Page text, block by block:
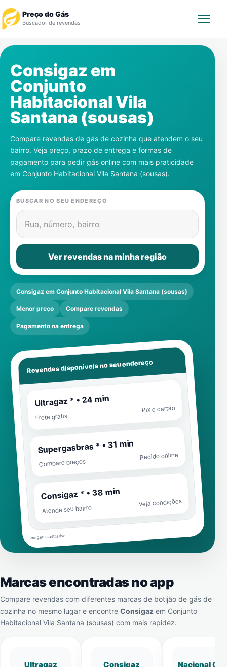
Preço do Gás
Buscador de revendas
Revendedor
Notícias
Cadastre-se
Gás
Consigaz em
Conjunto
Habitacional Vila
Santana (sousas)
Compare revendas de gás de cozinha que atendem o seu
bairro. Veja preço, prazo de entrega e formas de
pagamento para pedir gás online com mais praticidade
em Conjunto Habitacional Vila Santana (sousas).
BUSCAR NO SEU ENDEREÇO
Rua, número, bairro
Ver revendas na minha região
Consigaz em Conjunto Habitacional Vila Santana (sousas)
Menor preço Compare revendas
Pagamento na entrega
Revendas disponíveis no seu endereço
Ultragaz * • 24 min
Frete grátis
Pix e cartão
Supergasbras * • 31 min
Compare preços
Pedido online
Consigaz * • 38 min
Atende seu bairro
Veja condições
Imagem ilustrativa
Marcas encontradas no app
Compare revendas com diferentes marcas de botijão de gás de
cozinha no mesmo lugar e encontre Consigaz em Conjunto
Habitacional Vila Santana (sousas) com mais rapidez.
Ultragaz Consigaz Nacional Gás